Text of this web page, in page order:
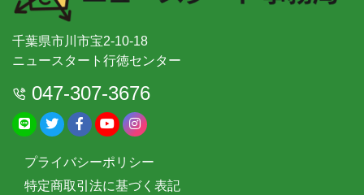
千葉県市川市宝2-10-18
ニュースタート行徳センター
047-307-3676
プライバシーポリシー
特定商取引法に基づく表記